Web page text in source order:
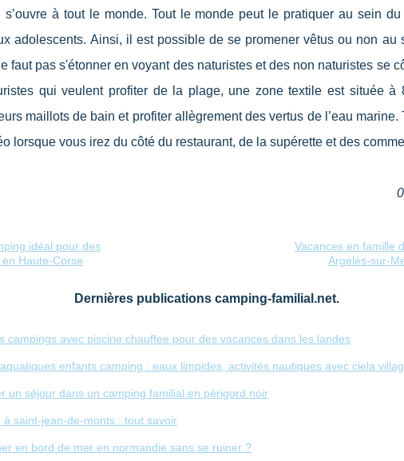
à tout le monde. Tout le monde peut le pratiquer au sein
adolescents. Ainsi, il est possible de se promener vêtus ou non au
faut pas s'étonner en voyant des naturistes et des non naturistes se
qui veulent profiter de la plage, une zone textile est située à
maillots de bain et profiter allègrement des vertus de l’eau
lorsque vous irez du côté du restaurant, de la supérette et des
idéal pour des
Haute-Corse
Vacances en famille
Argelès-sur-
Dernières publications camping-familial.net.
campings avec piscine chauffee pour des vacances dans les landes
enfants camping : eaux limpides, activités nautiques avec ciela
un séjour dans un camping familial en périgord noir
à saint-jean-de-monts : tout savoir
en bord de mer en normandie sans se ruiner ?